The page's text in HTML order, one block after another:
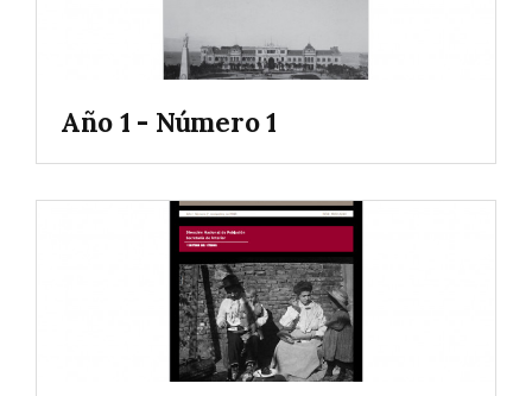
Año 1 - Número 1